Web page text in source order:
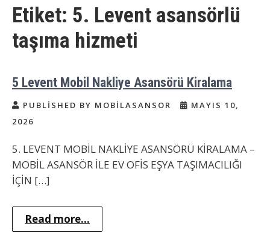
Etiket: 5. Levent asansörlü
taşıma hizmeti
5 Levent Mobil Nakliye Asansörü Kiralama
PUBLISHED BY MOBILASANSOR
MAYIS 10,
2026
5. LEVENT MOBİL NAKLİYE ASANSÖRÜ KİRALAMA –
MOBİL ASANSÖR İLE EV OFİS EŞYA TAŞIMACILIĞI
İÇİN […]
Read more...